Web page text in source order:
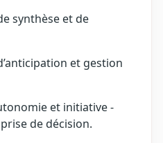
synthèse et de
et gestion
et initiative -
de décision.